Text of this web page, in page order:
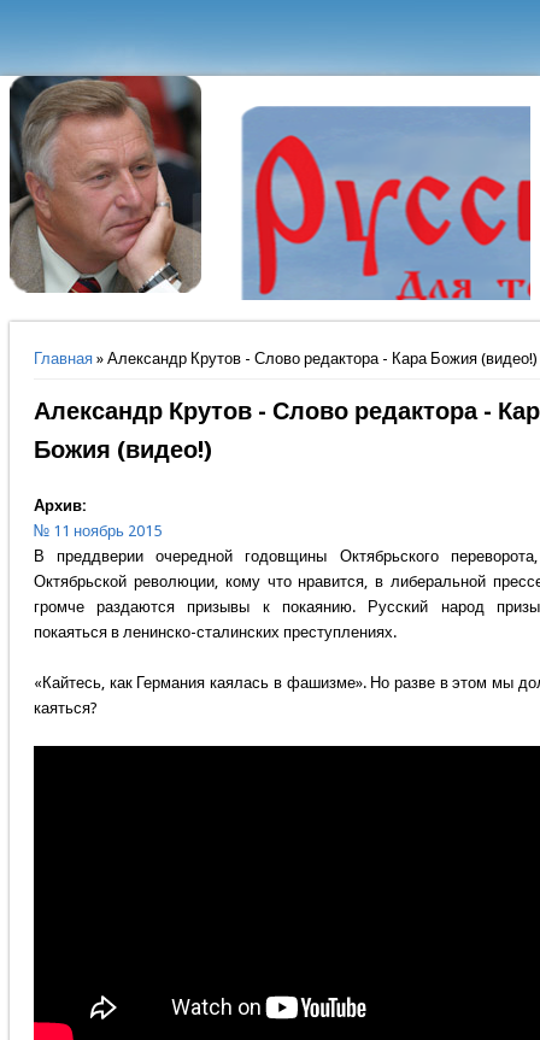
Вы здесь
Главная» Александр Крутов - Слово редактора - Кара Божия (видео!)
Александр Крутов - Слово редактора -
Божия (видео!)
Архив:
№ 11 ноябрь 2015
В преддверии очередной годовщины Октябрьского
Октябрьской революции, кому что нравится, в либеральной
громче раздаются призывы к покаянию. Русский народ
покаяться в ленинско-сталинских преступлениях.
«Кайтесь, как Германия каялась в фашизме». Но разве в этом мы
каяться?